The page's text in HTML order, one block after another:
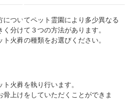
ついてペット霊園により多少異なる
分けて３つの方法があります。
火葬の種類をお選びください。
火葬を執り行います。
骨上げをしていただくことができま